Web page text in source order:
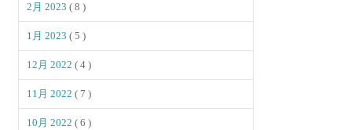
2月 2023( 8 )
1月 2023( 5 )
12月 2022( 4 )
11月 2022( 7 )
10月 2022( 6 )